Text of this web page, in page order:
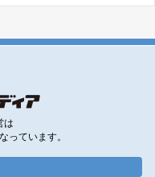
は
っています。